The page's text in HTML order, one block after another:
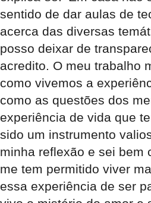
sentido de dar aulas de
acerca das diversas
posso deixar de
acredito. O meu trabalho
como vivemos a
como as questões dos
experiência de vida que
sido um instrumento
minha reflexão e sei bem
me tem permitido viver
essa experiência de ser